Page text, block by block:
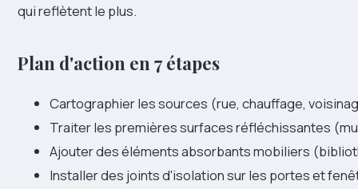
qui reflètent le plus.
Plan d'action en 7 étapes
Cartographier les sources (rue, chauffage,
Traiter les premières surfaces réfléchissantes
Ajouter des éléments absorbants mobiliers
Installer des joints d'isolation sur les portes et